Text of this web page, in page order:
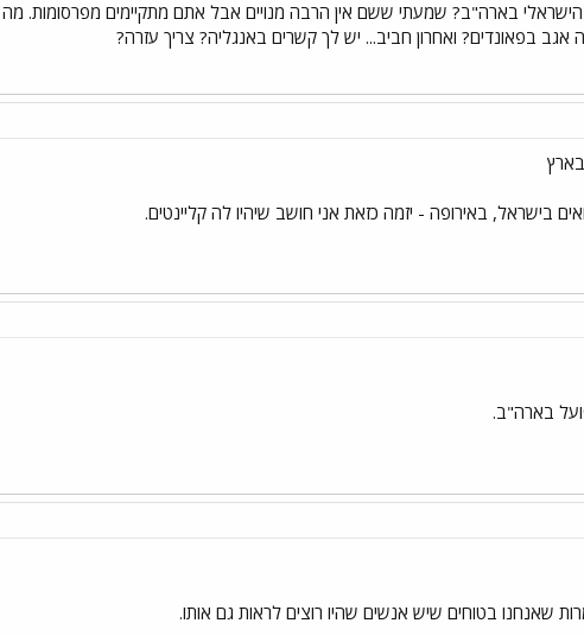
בארה"ב? שמעתי ששם אין הרבה מנויים אבל אתם מתקיימים מפרסומות. מה
אגב בפאונדים? ואחרון חביב... יש לך קשרים באנגליה? צריך עזרה?
בישראל, באירופה - יזמה כזאת אני חושב שיהיו לה קליינטים.
בארה"ב.
שאנחנו בטוחים שיש אנשים שהיו רוצים לראות גם אותו.